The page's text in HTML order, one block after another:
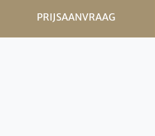
PRIJSAANVRAAG